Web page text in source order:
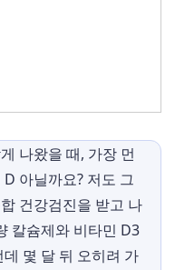
나왔을 때, 가장 먼
아닐까요? 저도 그
건강검진을 받고 나
칼슘제와 비타민 D3
몇 달 뒤 오히려 가